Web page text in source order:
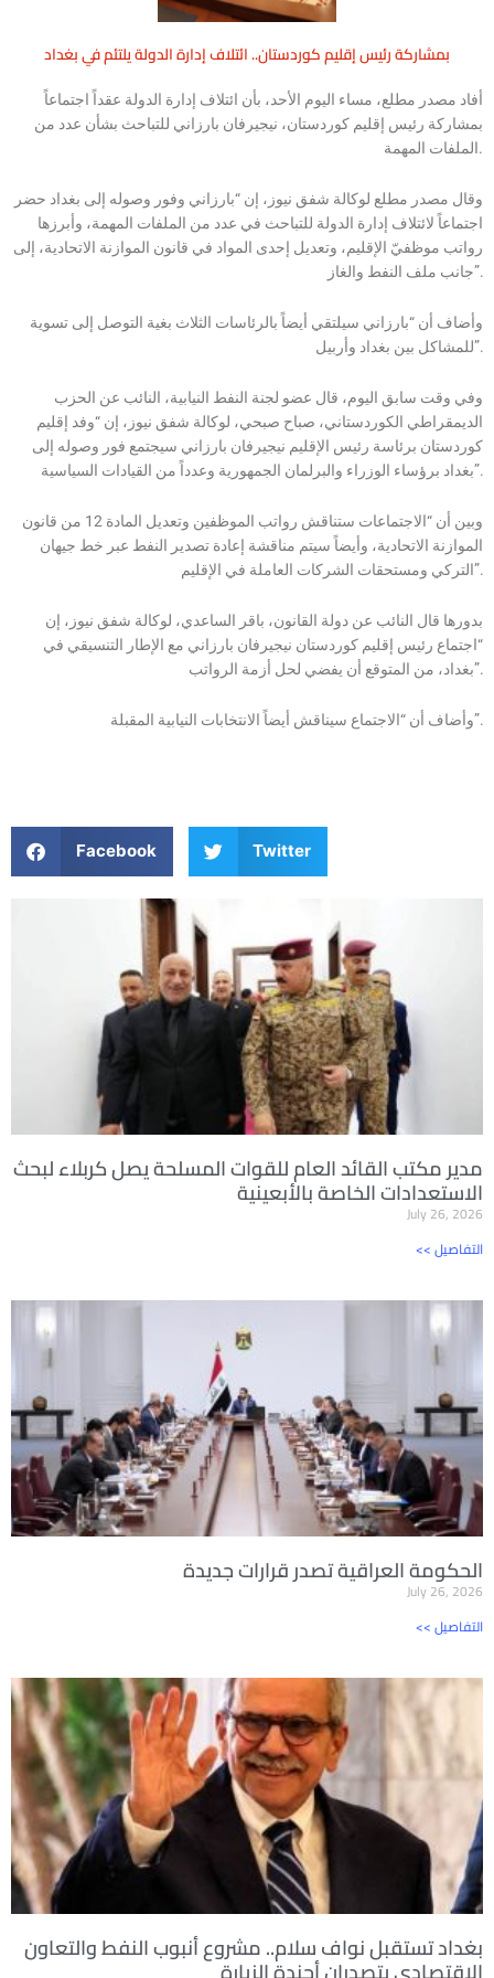
بمشاركة رئيس إقليم كوردستان.. ائتلاف إدارة الدولة يلتئم في بغداد
أفاد مصدر مطلع، مساء اليوم الأحد، بأن ائتلاف إدارة الدولة عقداً اجتماعاً
بمشاركة رئيس إقليم كوردستان، نيجيرفان بارزاني للتباحث بشأن عدد من
الملفات المهمة.
وقال مصدر مطلع لوكالة شفق نيوز، إن “بارزاني وفور وصوله إلى بغداد حضر
اجتماعاً لائتلاف إدارة الدولة للتباحث في عدد من الملفات المهمة، وأبرزها
رواتب موظفيّ الإقليم، وتعديل إحدى المواد في قانون الموازنة الاتحادية، إلى
جانب ملف النفط والغاز”.
وأضاف أن “بارزاني سيلتقي أيضاً بالرئاسات الثلاث بغية التوصل إلى تسوية
للمشاكل بين بغداد وأربيل”.
وفي وقت سابق اليوم، قال عضو لجنة النفط النيابية، النائب عن الحزب
الديمقراطي الكوردستاني، صباح صبحي، لوكالة شفق نيوز، إن “وفد إقليم
كوردستان برئاسة رئيس الإقليم نيجيرفان بارزاني سيجتمع فور وصوله إلى
بغداد برؤساء الوزراء والبرلمان الجمهورية وعدداً من القيادات السياسية”.
وبين أن “الاجتماعات ستناقش رواتب الموظفين وتعديل المادة 12 من قانون
الموازنة الاتحادية، وأيضاً سيتم مناقشة إعادة تصدير النفط عبر خط جيهان
التركي ومستحقات الشركات العاملة في الإقليم”.
بدورها قال النائب عن دولة القانون، باقر الساعدي، لوكالة شفق نيوز، إن
“اجتماع رئيس إقليم كوردستان نيجيرفان بارزاني مع الإطار التنسيقي في
بغداد، من المتوقع أن يفضي لحل أزمة الرواتب”.
وأضاف أن “الاجتماع سيناقش أيضاً الانتخابات النيابية المقبلة”.
Facebook Twitter
مدير مكتب القائد العام للقوات المسلحة يصل كربلاء لبحث
الاستعدادات الخاصة بالأبعينية
July 26, 2026
<< التفاصيل
الحكومة العراقية تصدر قرارات جديدة
July 26, 2026
<< التفاصيل
بغداد تستقبل نواف سلام.. مشروع أنبوب النفط والتعاون